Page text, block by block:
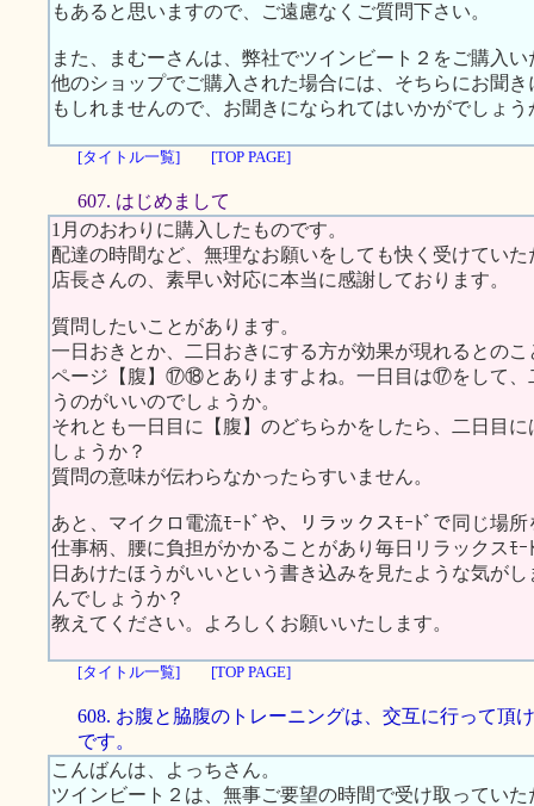
もあると思いますので、ご遠慮なくご質問下さい。
また、まむーさんは、弊社でツインビート２をご購入
他のショップでご購入された場合には、そちらにお聞
もしれませんので、お聞きになられてはいかがでしょう
[タイトル一覧] [TOP PAGE]
607. はじめまして
1月のおわりに購入したものです。
配達の時間など、無理なお願いをしても快く受けてい
店長さんの、素早い対応に本当に感謝しております。
質問したいことがあります。
一日おきとか、二日おきにする方が効果が現れるとの
ページ【腹】⑰⑱とありますよね。一日目は⑰をして
うのがいいのでしょうか。
それとも一日目に【腹】のどちらかをしたら、二日目
しょうか？
質問の意味が伝わらなかったらすいません。
あと、マイクロ電流ﾓｰﾄﾞや、リラックスﾓｰﾄﾞで同じ場
仕事柄、腰に負担がかかることがあり毎日リラックスﾓ
日あけたほうがいいという書き込みを見たような気が
んでしょうか？
教えてください。よろしくお願いいたします。
[タイトル一覧] [TOP PAGE]
608. お腹と脇腹のトレーニングは、交互に行って頂
です。
こんばんは、よっちさん。
ツインビート２は、無事ご要望の時間で受け取ってい